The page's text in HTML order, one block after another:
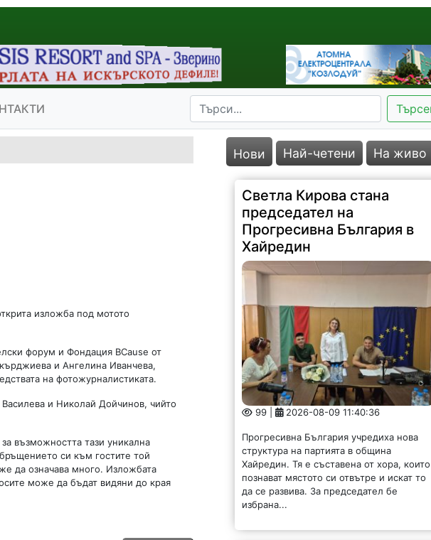
изложба под мотото
форум и Фондация BCause от
и Ангелина Иванчева,
на фотожурналистиката.
и Николай Дойчинов, чийто
възможността тази уникална
си към гостите той
да означава много. Изложбата
може да бъдат видяни до края
Нови Най-четени На живо
Светла Кирова стана
председател на
Прогресивна България в
Хайредин
99 | 2026-08-09 11:40:36
Прогресивна България учредиха нова
структура на партията в община
Хайредин. Тя е съставена от хора, които
познават мястото си отвътре и искат то
да се развива. За председател бе
избрана...